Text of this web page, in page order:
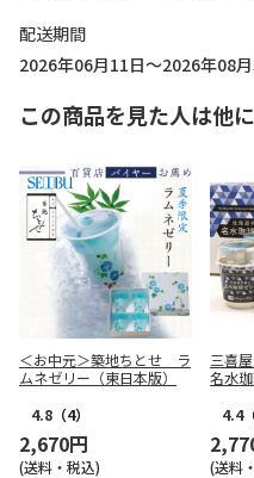
配送期間
2026年06月11日～2026年08
この商品を見た人は他
＜お中元＞築地ちとせ ラ
ムネゼリー（東日本版）
4.8 （4）
2,670円
(送料・税込)
三喜
名水
4.4
(送料